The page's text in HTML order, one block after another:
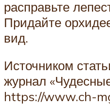
расправьте
Придайте
вид.
Источником
журнал
https://www.ch-